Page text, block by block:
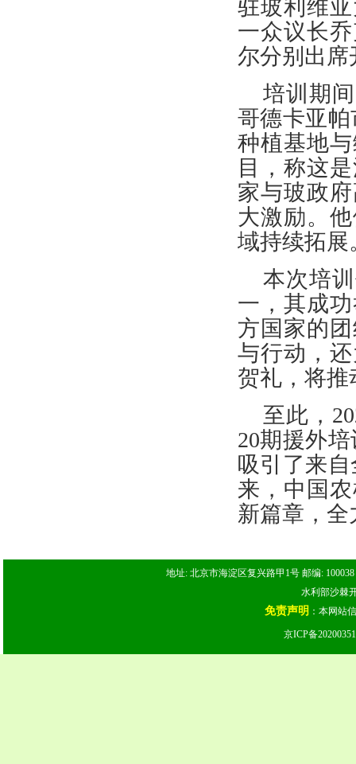
驻玻利维
一众议长
尔分别出
培训期
哥德卡亚
种植基地
目，称这
家与玻政
大激励。
域持续拓展
本次培
一，其成
方国家的
与行动，
贺礼，将推
至此，
20期援外
吸引了来
来，中国
新篇章，全
地址: 北京市海淀区复兴路甲1号 邮编:
水利部沙棘
免责声明 ：本网站
京ICP备